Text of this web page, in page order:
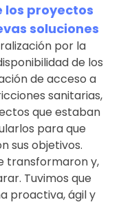
los proyectos
soluciones
por la
de los
de acceso a
sanitarias,
que estaban
para que
sus objetivos.
transformaron y,
Tuvimos que
proactiva, ágil y